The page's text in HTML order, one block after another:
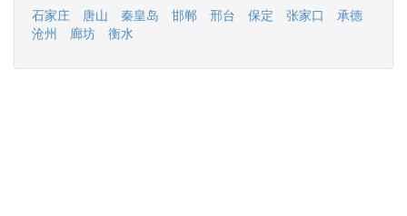
石家庄
唐山 秦皇岛 邯郸 邢台 保定 张家口
承德
沧州
廊坊 衡水